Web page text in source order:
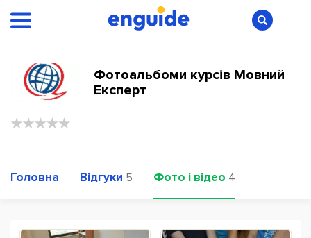
Фотоальбоми курсів Мовний
Експерт
Головна Відгуки 5 Фото і відео 4